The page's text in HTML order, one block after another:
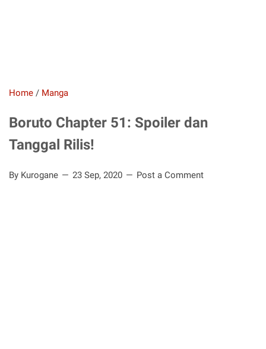
Home / Manga
Boruto Chapter 51: Spoiler dan
Tanggal Rilis!
By Kurogane 23 Sep, 2020 Post a Comment